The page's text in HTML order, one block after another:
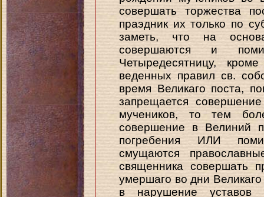
совершать торжества
праэдник их только по
заметь, что на
совершаются и
Четыредесятницу,
веденных правил св.
время Великаго поста,
запрещается
мучеников, то тем
совершение в Велиний
погребения ИЛИ
смущаются
священника совершать
умершаго во дни
в нарушение уставов